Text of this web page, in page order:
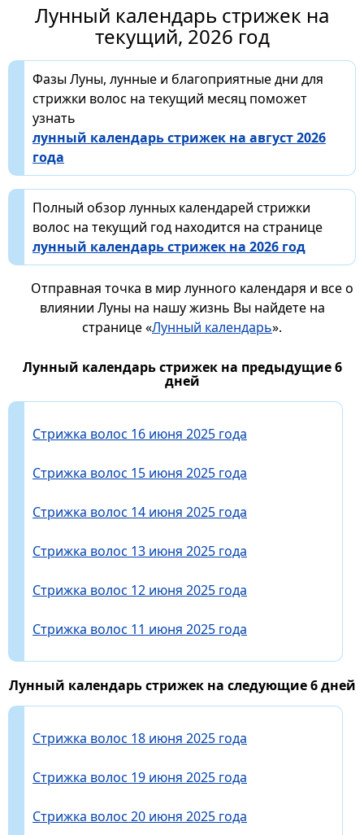
Лунный календарь стрижек на
текущий, 2026 год
Фазы Луны, лунные и благоприятные дни для
стрижки волос на текущий месяц поможет
узнать
лунный календарь стрижек на август 2026
года
Полный обзор лунных календарей стрижки
волос на текущий год находится на странице
лунный календарь стрижек на 2026 год
Отправная точка в мир лунного календаря и все о
влиянии Луны на нашу жизнь Вы найдете на
странице «Лунный календарь».
Лунный календарь стрижек на предыдущие 6
дней
Стрижка волос 16 июня 2025 года
Стрижка волос 15 июня 2025 года
Стрижка волос 14 июня 2025 года
Стрижка волос 13 июня 2025 года
Стрижка волос 12 июня 2025 года
Стрижка волос 11 июня 2025 года
Лунный календарь стрижек на следующие 6 дней
Стрижка волос 18 июня 2025 года
Стрижка волос 19 июня 2025 года
Стрижка волос 20 июня 2025 года